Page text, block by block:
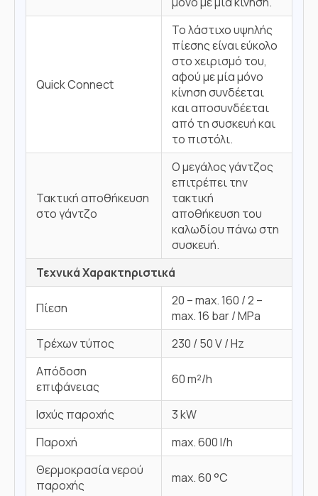
Quick Connect
Το λάστιχο υψηλής
πίεσης είναι εύκολο
στο χειρισμό του,
αφού με μία μόνο
κίνηση συνδέεται
και αποσυνδέεται
από τη συσκευή και
το πιστόλι.
Τακτική αποθήκευση
στο γάντζο
Ο μεγάλος γάντζος
επιτρέπει την
τακτική
αποθήκευση του
καλωδίου πάνω στη
συσκευή.
Τεχνικά Χαρακτηριστικά
Πίεση
20 – max. 160 / 2 –
max. 16 bar / MPa
Τρέχων τύπος
230 / 50 V / Hz
Απόδοση
επιφάνειας
60 m²/h
Ισχύς παροχής
3 kW
Παροχή
max. 600 l/h
Θερμοκρασία νερού
παροχής
max. 60 °C